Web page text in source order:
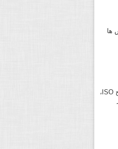
درک نوردهی – همراه با توضیح ISO،